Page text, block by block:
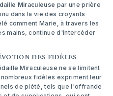
Miraculeuse par une prière
dans la vie des croyants
comment Marie, à travers les
mains, continue d'intercéder
DES FIDÈLES
Miraculeuse ne se limitent
fidèles expriment leur
de piété, tels que l'offrande